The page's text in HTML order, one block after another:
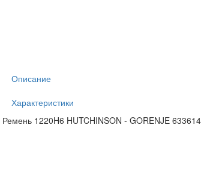
Описание
Характеристики
Ремень 1220H6 HUTCHINSON - GORENJE 633614